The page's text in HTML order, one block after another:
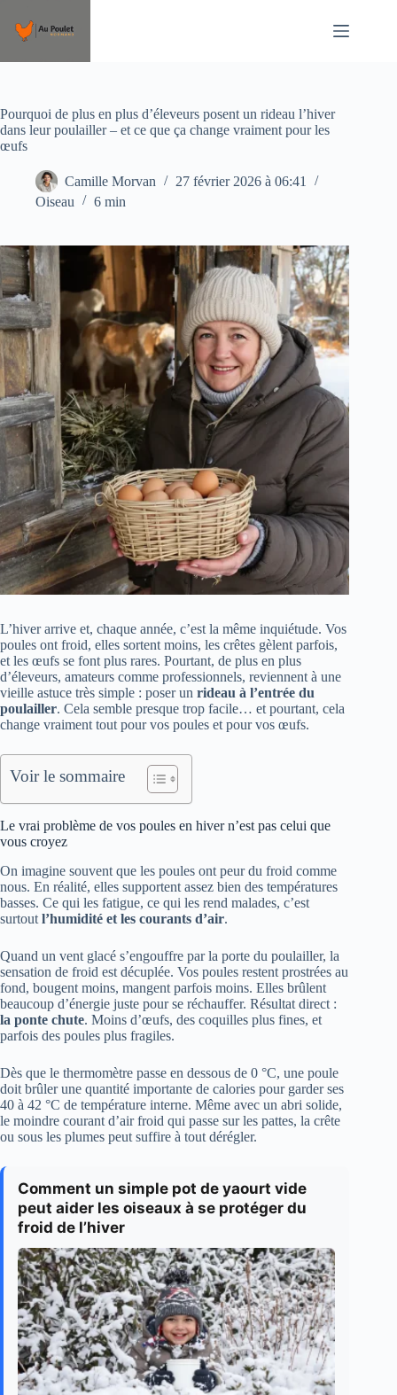
contenu
Pourquoi de plus en plus d’éleveurs posent un rideau l’hiver
dans leur poulailler – et ce que ça change vraiment pour les
œufs
Camille Morvan
27 février 2026 à 06:41
Oiseau
6 min
L’hiver arrive et, chaque année, c’est la même inquiétude. Vos
poules ont froid, elles sortent moins, les crêtes gèlent parfois,
et les œufs se font plus rares. Pourtant, de plus en plus
d’éleveurs, amateurs comme professionnels, reviennent à une
vieille astuce très simple : poser un rideau à l’entrée du
poulailler. Cela semble presque trop facile… et pourtant, cela
change vraiment tout pour vos poules et pour vos œufs.
Voir le sommaire
Le vrai problème de vos poules en hiver n’est pas celui que
vous croyez
On imagine souvent que les poules ont peur du froid comme
nous. En réalité, elles supportent assez bien des températures
basses. Ce qui les fatigue, ce qui les rend malades, c’est
surtout l’humidité et les courants d’air.
Quand un vent glacé s’engouffre par la porte du poulailler, la
sensation de froid est décuplée. Vos poules restent prostrées au
fond, bougent moins, mangent parfois moins. Elles brûlent
beaucoup d’énergie juste pour se réchauffer. Résultat direct :
la ponte chute. Moins d’œufs, des coquilles plus fines, et
parfois des poules plus fragiles.
Dès que le thermomètre passe en dessous de 0 °C, une poule
doit brûler une quantité importante de calories pour garder ses
40 à 42 °C de température interne. Même avec un abri solide,
le moindre courant d’air froid qui passe sur les pattes, la crête
ou sous les plumes peut suffire à tout dérégler.
Comment un simple pot de yaourt vide
peut aider les oiseaux à se protéger du
froid de l’hiver